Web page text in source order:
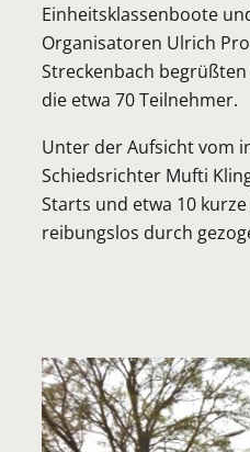
Einheitsklassenboote
Organisatoren Ulrich
Streckenbach
die etwa 70 Teilnehmer.
Unter der Aufsicht vom
Schiedsrichter Mufti
Starts und etwa 10
reibungslos durch